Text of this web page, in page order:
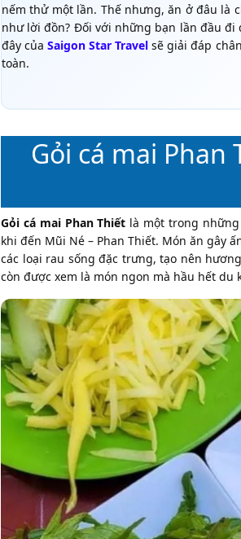
nếm thử một lần. Thế nhưng, ăn ở đâu là
như lời đồn? Đối với những bạn lần đầu đi
đây của Saigon Star Travel sẽ giải đáp
toàn.
Gỏi cá mai
Gỏi cá mai Phan Thiết là một trong
khi đến Mũi Né – Phan Thiết. Món ăn gây
các loại rau sống đặc trưng, tạo nên
còn được xem là món ngon mà hầu hết